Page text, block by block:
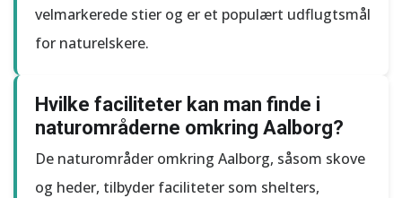
velmarkerede stier og er et populært udflugtsmål
for naturelskere.
Hvilke faciliteter kan man finde i
naturområderne omkring Aalborg?
De naturområder omkring Aalborg, såsom skove
og heder, tilbyder faciliteter som shelters,